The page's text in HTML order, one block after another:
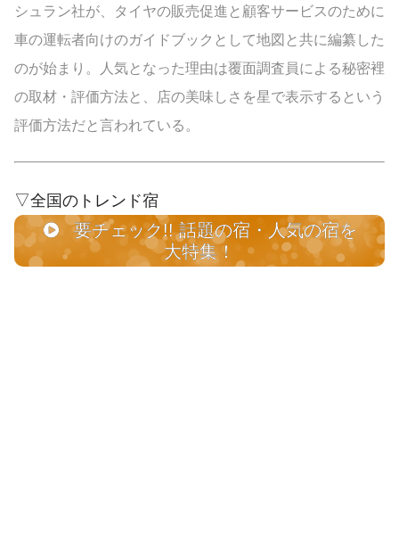
シュラン社が、タイヤの販売促進と顧客サービスのために
車の運転者向けのガイドブックとして地図と共に編纂した
のが始まり。人気となった理由は覆面調査員による秘密裡
の取材・評価方法と、店の美味しさを星で表示するという
評価方法だと言われている。
▽全国のトレンド宿
要チェック!! 話題の宿・人気の宿を
大特集！